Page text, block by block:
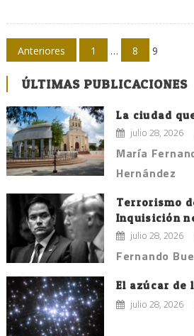
Navegación
de
entradas
Anteriores 1 … 8 9
ÚLTIMAS PUBLICACIONES
La ciudad
julio 28, 2026
María
Hernández
Terrorismo
Inquisición
julio 28, 2026
Fernando
El azúcar de
julio 28, 2026